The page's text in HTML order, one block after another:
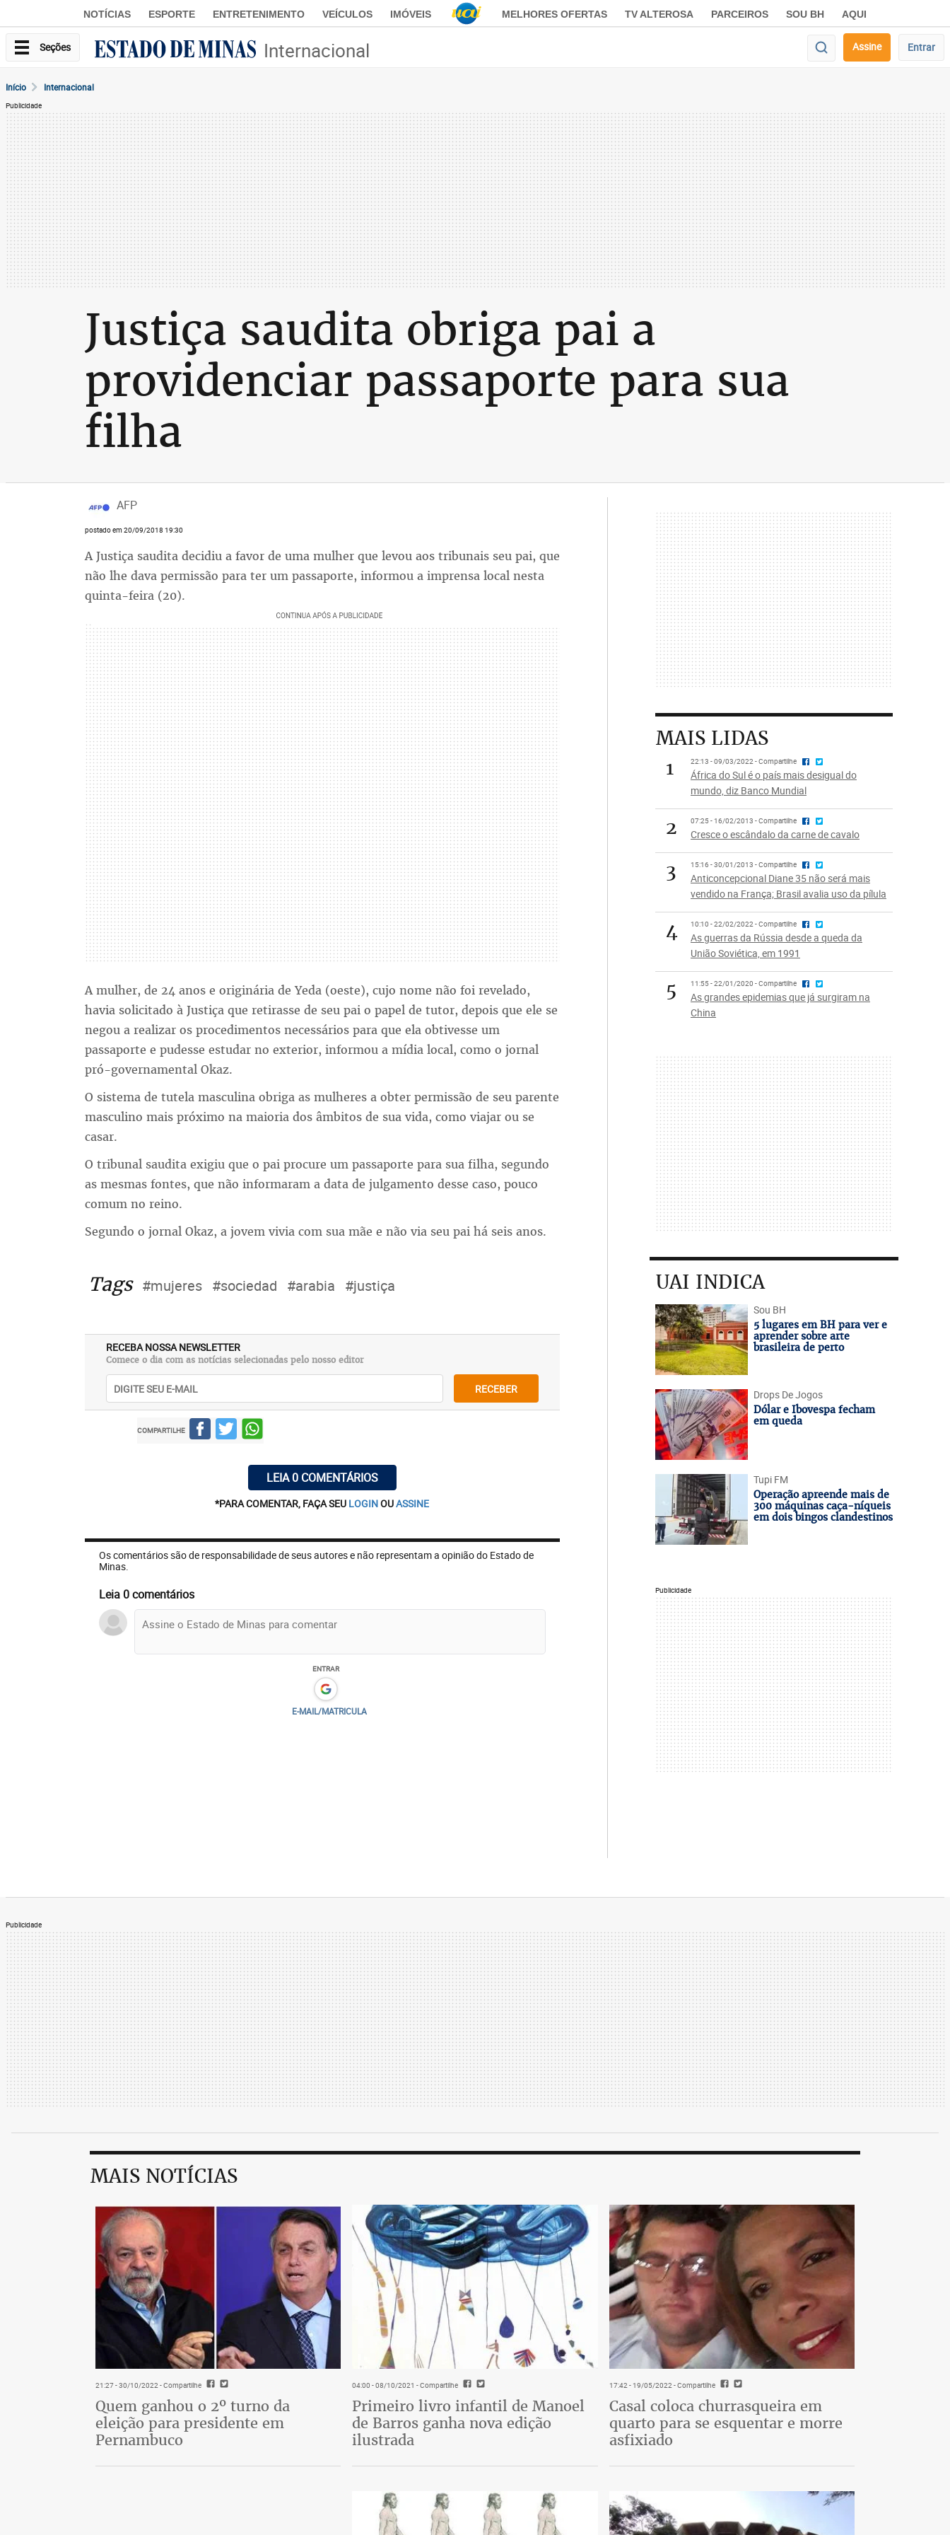
NOTÍCIAS ESPORTE ENTRETENIMENTO VEÍCULOS IMÓVEIS MELHORES OFERTAS TV ALTEROSA PARCEIROS SOU BH AQUI
Seções Internacional Assine Entrar
Início Internacional
Publicidade
Justiça saudita obriga pai a
providenciar passaporte para sua
filha
AFP
postado em 20/09/2018 19:30
A Justiça saudita decidiu a favor de uma mulher que levou aos tribunais seu pai, que
não lhe dava permissão para ter um passaporte, informou a imprensa local nesta
quinta-feira (20).
A mulher, de 24 anos e originária de Yeda (oeste), cujo nome não foi revelado,
havia solicitado à Justiça que retirasse de seu pai o papel de tutor, depois que ele se
negou a realizar os procedimentos necessários para que ela obtivesse um
passaporte e pudesse estudar no exterior, informou a mídia local, como o jornal
pró-governamental Okaz.
O sistema de tutela masculina obriga as mulheres a obter permissão de seu parente
masculino mais próximo na maioria dos âmbitos de sua vida, como viajar ou se
casar.
O tribunal saudita exigiu que o pai procure um passaporte para sua filha, segundo
as mesmas fontes, que não informaram a data de julgamento desse caso, pouco
comum no reino.
Segundo o jornal Okaz, a jovem vivia com sua mãe e não via seu pai há seis anos.
Tags #mujeres #sociedad #arabia #justiça
RECEBA NOSSA NEWSLETTER
Comece o dia com as notícias selecionadas pelo nosso editor
RECEBER
COMPARTILHE
LEIA 0 COMENTÁRIOS
*PARA COMENTAR, FAÇA SEU LOGINOUASSINE
Os comentários são de responsabilidade de seus autores e não representam a opinião do Estado de
Minas.
Leia 0 comentários
ENTRAR
E-MAIL/MATRICULA
MAIS LIDAS
1
22:13 - 09/03/2022 - Compartilhe
África do Sul é o país mais desigual do
mundo, diz Banco Mundial
2 07:25 - 16/02/2013 - Compartilhe
Cresce o escândalo da carne de cavalo
3 15:16 - 30/01/2013 - Compartilhe
Anticoncepcional Diane 35 não será mais
vendido na França; Brasil avalia uso da pílula
4 10:10 - 22/02/2022 - Compartilhe
As guerras da Rússia desde a queda da
União Soviética, em 1991
5 11:55 - 22/01/2020 - Compartilhe
As grandes epidemias que já surgiram na
China
UAI INDICA
Sou BH
5 lugares em BH para ver e
aprender sobre arte
brasileira de perto
Drops De Jogos
Dólar e Ibovespa fecham
em queda
Tupi FM
Operação apreende mais de
300 máquinas caça-níqueis
em dois bingos clandestinos
Publicidade
Publicidade
MAIS NOTÍCIAS
21:27 - 30/10/2022- Compartilhe
Quem ganhou o 2º turno da
eleição para presidente em
Pernambuco
04:00 - 08/10/2021 - Compartilhe
Primeiro livro infantil de Manoel
de Barros ganha nova edição
ilustrada
17:42 - 19/05/2022- Compartilhe
Casal coloca churrasqueira em
quarto para se esquentar e morre
asfixiado